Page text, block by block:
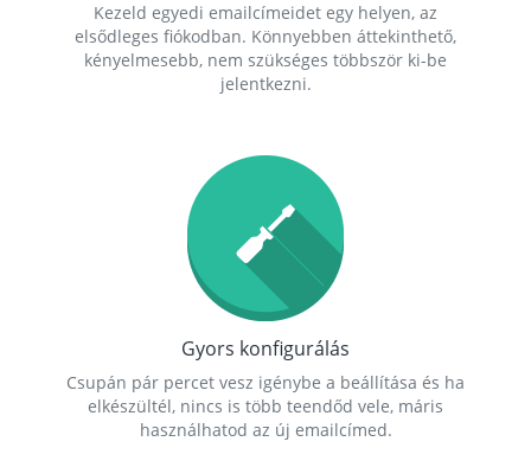
Kezeld egyedi emailcímeidet egy helyen, az
elsődleges fiókodban. Könnyebben áttekinthető,
kényelmesebb, nem szükséges többször ki-be
jelentkezni.
Gyors konfigurálás
Csupán pár percet vesz igénybe a beállítása és ha
elkészültél, nincs is több teendőd vele, máris
használhatod az új emailcímed.